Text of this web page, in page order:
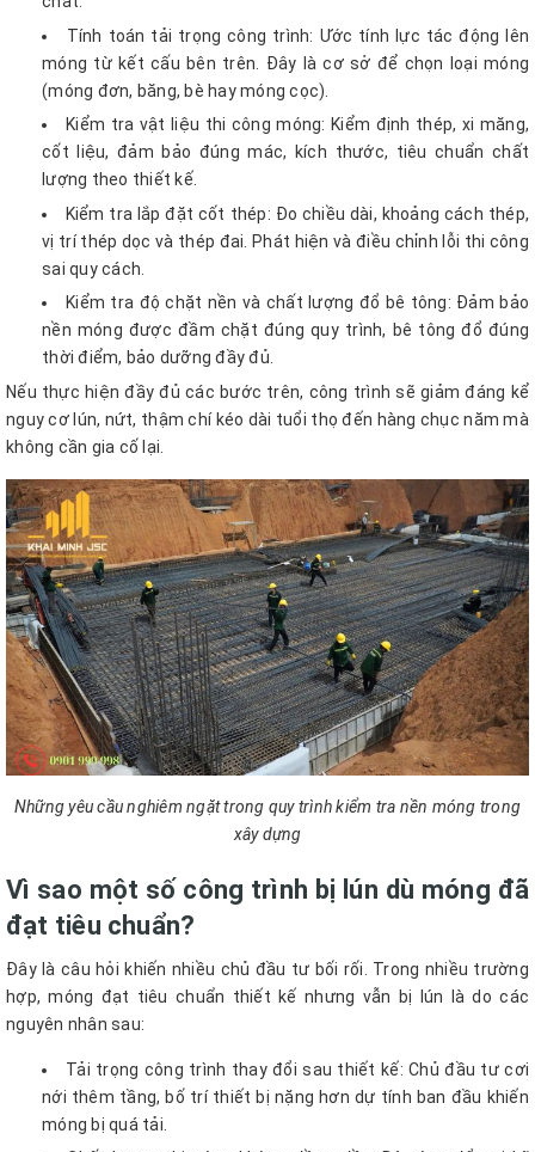
Tính toán tải trọng công trình: Ước tính lực tác động lên
móng từ kết cấu bên trên. Đây là cơ sở để chọn loại móng
(móng đơn, băng, bè hay móng cọc).
Kiểm tra vật liệu thi công móng: Kiểm định thép, xi măng,
cốt liệu, đảm bảo đúng mác, kích thước, tiêu chuẩn chất
lượng theo thiết kế.
Kiểm tra lắp đặt cốt thép: Đo chiều dài, khoảng cách thép,
vị trí thép dọc và thép đai. Phát hiện và điều chỉnh lỗi thi công
sai quy cách.
Kiểm tra độ chặt nền và chất lượng đổ bê tông: Đảm bảo
nền móng được đầm chặt đúng quy trình, bê tông đổ đúng
thời điểm, bảo dưỡng đầy đủ.
Nếu thực hiện đầy đủ các bước trên, công trình sẽ giảm đáng kể
nguy cơ lún, nứt, thậm chí kéo dài tuổi thọ đến hàng chục năm mà
không cần gia cố lại.
Những yêu cầu nghiêm ngặt trong quy trình kiểm tra nền móng trong
xây dựng
Vì sao một số công trình bị lún dù móng đã
đạt tiêu chuẩn?
Đây là câu hỏi khiến nhiều chủ đầu tư bối rối. Trong nhiều trường
hợp, móng đạt tiêu chuẩn thiết kế nhưng vẫn bị lún là do các
nguyên nhân sau:
Tải trọng công trình thay đổi sau thiết kế: Chủ đầu tư cơi
nới thêm tầng, bố trí thiết bị nặng hơn dự tính ban đầu khiến
móng bị quá tải.